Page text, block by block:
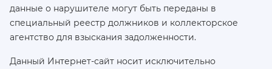
данные о нарушителе могут быть переданы в
специальный реестр должников и коллекторское
агентство для взыскания задолженности.
Данный Интернет-сайт носит исключительно